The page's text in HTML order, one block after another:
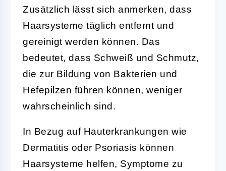
Zusätzlich lässt sich anmerken, dass
Haarsysteme täglich entfernt und
gereinigt werden können. Das
bedeutet, dass Schweiß und Schmutz,
die zur Bildung von Bakterien und
Hefepilzen führen können, weniger
wahrscheinlich sind.
In Bezug auf Hauterkrankungen wie
Dermatitis oder Psoriasis können
Haarsysteme helfen, Symptome zu